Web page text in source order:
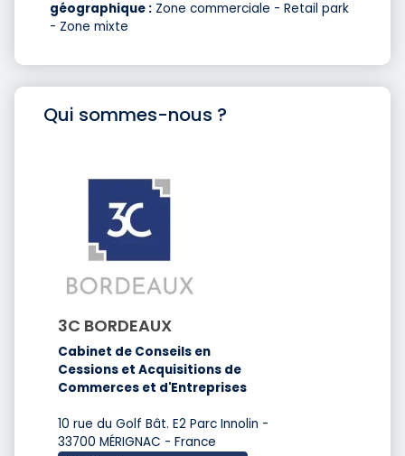
géographique : Zone commerciale - Retail park
- Zone mixte
Qui sommes-nous ?
3C BORDEAUX
Cabinet de Conseils en
Cessions et Acquisitions de
Commerces et d'Entreprises
10 rue du Golf Bât. E2 Parc Innolin -
33700 MÉRIGNAC - France